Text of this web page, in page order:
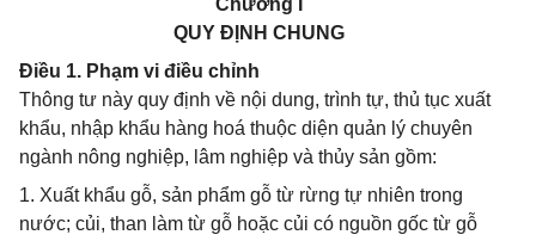
Chương I
QUY ĐỊNH CHUNG
Điều 1. Phạm vi điều chỉnh
Thông tư này quy định về nội dung, trình tự, thủ tục xuất
khẩu, nhập khẩu hàng hoá thuộc diện quản lý chuyên
ngành nông nghiệp, lâm nghiệp và ­­­thủy sản gồm:
1. Xuất khẩu gỗ, sản phẩm gỗ từ rừng tự nhiên trong
nước; củi, than làm từ gỗ hoặc củi có nguồn gốc từ gỗ